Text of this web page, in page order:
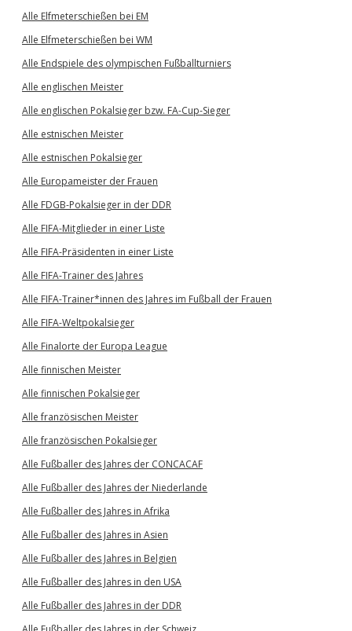
Alle Elfmeterschießen bei EM
Alle Elfmeterschießen bei WM
Alle Endspiele des olympischen Fußballturniers
Alle englischen Meister
Alle englischen Pokalsieger bzw. FA-Cup-Sieger
Alle estnischen Meister
Alle estnischen Pokalsieger
Alle Europameister der Frauen
Alle FDGB-Pokalsieger in der DDR
Alle FIFA-Mitglieder in einer Liste
Alle FIFA-Präsidenten in einer Liste
Alle FIFA-Trainer des Jahres
Alle FIFA-Trainer*innen des Jahres im Fußball der Frauen
Alle FIFA-Weltpokalsieger
Alle Finalorte der Europa League
Alle finnischen Meister
Alle finnischen Pokalsieger
Alle französischen Meister
Alle französischen Pokalsieger
Alle Fußballer des Jahres der CONCACAF
Alle Fußballer des Jahres der Niederlande
Alle Fußballer des Jahres in Afrika
Alle Fußballer des Jahres in Asien
Alle Fußballer des Jahres in Belgien
Alle Fußballer des Jahres in den USA
Alle Fußballer des Jahres in der DDR